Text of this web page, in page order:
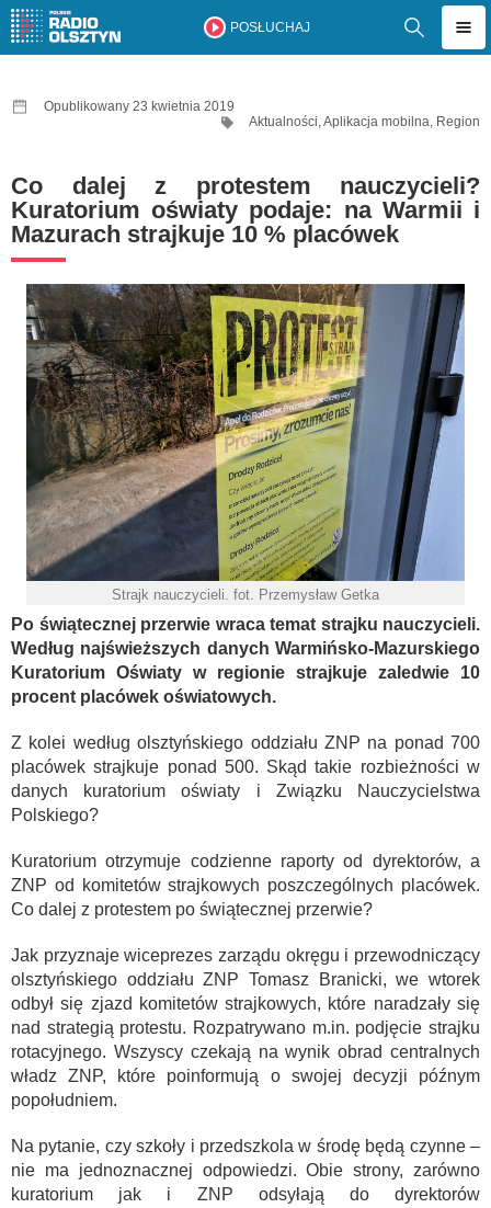
POSŁUCHAJ
Opublikowany 23 kwietnia 2019
Aktualności,Aplikacja mobilna, Region
Co dalej z protestem nauczycieli?
Kuratorium oświaty podaje: na Warmii i
Mazurach strajkuje 10 % placówek
Strajk nauczycieli. fot. Przemysław Getka
Po świątecznej przerwie wraca temat strajku nauczycieli.
Według najświeższych danych Warmińsko-Mazurskiego
Kuratorium Oświaty w regionie strajkuje zaledwie 10
procent placówek oświatowych.
Z kolei według olsztyńskiego oddziału ZNP na ponad 700
placówek strajkuje ponad 500. Skąd takie rozbieżności w
danych kuratorium oświaty i Związku Nauczycielstwa
Polskiego?
Kuratorium otrzymuje codzienne raporty od dyrektorów, a
ZNP od komitetów strajkowych poszczególnych placówek.
Co dalej z protestem po świątecznej przerwie?
Jak przyznaje wiceprezes zarządu okręgu i przewodniczący
olsztyńskiego oddziału ZNP Tomasz Branicki, we wtorek
odbył się zjazd komitetów strajkowych, które naradzały się
nad strategią protestu. Rozpatrywano m.in. podjęcie strajku
rotacyjnego. Wszyscy czekają na wynik obrad centralnych
władz ZNP, które poinformują o swojej decyzji późnym
popołudniem.
Na pytanie, czy szkoły i przedszkola w środę będą czynne –
nie ma jednoznacznej odpowiedzi. Obie strony, zarówno
kuratorium jak i ZNP odsyłają do dyrektorów